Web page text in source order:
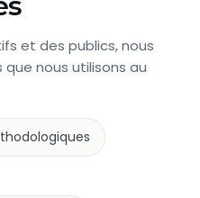
et des publics, nous
nous utilisons au